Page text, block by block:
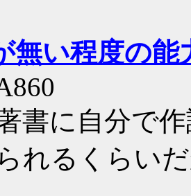
無い程度の能
書に自分で
れるくらい